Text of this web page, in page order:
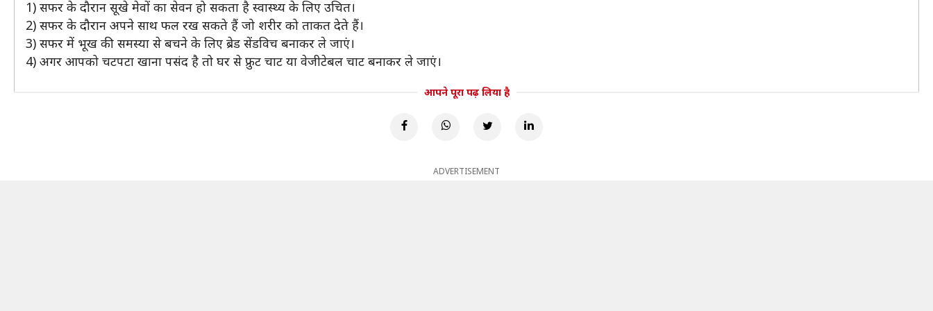
1) सफर के दौरान सूखे मेवों का सेवन हो सकता है स्वास्थ्य के लिए उचित।
2) सफर के दौरान अपने साथ फल रख सकते हैं जो शरीर को ताकत देते हैं।
3) सफर में भूख की समस्या से बचने के लिए ब्रेड सेंडविच बनाकर ले जाएं।
4) अगर आपको चटपटा खाना पसंद है तो घर से फ्रुट चाट या वेजीटेबल चाट बनाकर ले जाएं।
आपने पूरा पढ़ लिया है
ADVERTISEMENT